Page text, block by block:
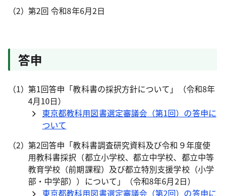
第2回 令和8年6月2日
答申
第1回答申「教科書の採択方針について」（令和8年
4月10日）
東京都教科用図書選定審議会（第1回）の答申に
ついて
第2回答申「教科書調査研究資料及び令和９年度使
用教科書採択（都立小学校、都立中学校、都立中等
教育学校（前期課程）及び都立特別支援学校（小学
部・中学部））について」（令和8年6月2日）
東京都教科用図書選定審議会（第2回）の答申に